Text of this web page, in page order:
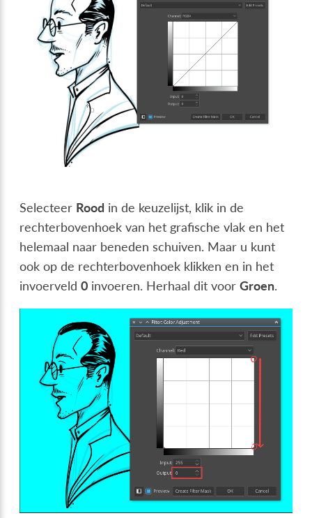
Selecteer Rood in de keuzelijst, klik in de
rechterbovenhoek van het grafische vlak en het
helemaal naar beneden schuiven. Maar u kunt
ook op de rechterbovenhoek klikken en in het
invoerveld0 invoeren. Herhaal dit voorGroen.